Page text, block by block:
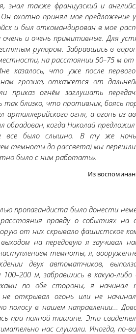
знал также французский и
охотно принял мое предложение
и был откомандирован в мое
и очень примитивные. Для
рупором. Забравшись в
на расстоянии 50–75 м
казалось, что уже после
нам грозит, откажется от
приказ огнём заглушать
так близко, что противник, боясь
артиллерийского огня, а огонь из
обрадован, когда Николай
все было слышно. В ту же
темноты до рассвета) мы
было с ним работать».
Из
пропагандиста было донести
расстояния правду о событиях на
от них скрывало фашистское
на передовую я заучивал
темноты, я,
двух автоматчиков,
100–200 м, забравшись в какую-либо
по обе стороны, я начинал
открывал огонь или не
полосу в нашем направлении...
при полной тишине. Это
нас слушали. Иногда, по-